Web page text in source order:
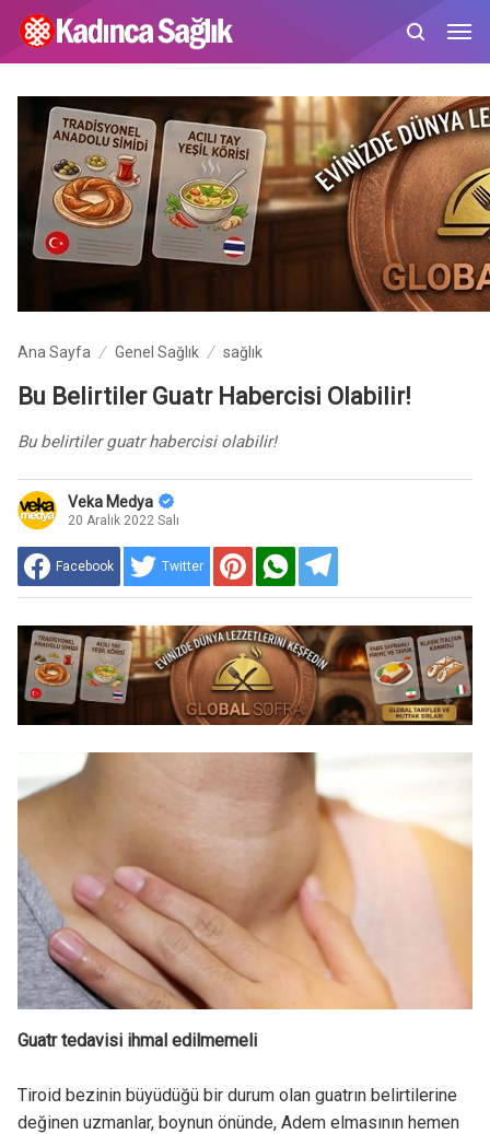
Ana Sayfa Genel Sağlık sağlık
Bu Belirtiler Guatr Habercisi Olabilir!
Bu belirtiler guatr habercisi olabilir!
Veka Medya
20 Aralık 2022 Salı
Facebook Twitter
Guatr tedavisi ihmal edilmemeli
Tiroid bezinin büyüdüğü bir durum olan guatrın belirtilerine
değinen uzmanlar, boynun önünde, Adem elmasının hemen